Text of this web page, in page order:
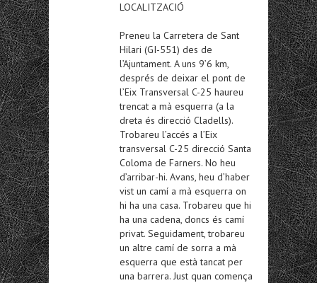
LOCALITZACIÓ
Preneu la Carretera de Sant
Hilari (GI-551) des de
l’Ajuntament. A uns 9’6 km,
després de deixar el pont de
l’Eix Transversal C-25 haureu
trencat a mà esquerra (a la
dreta és direcció Cladells).
Trobareu l’accés a l’Eix
transversal C-25 direcció Santa
Coloma de Farners. No heu
d’arribar-hi. Avans, heu d’haber
vist un camí a mà esquerra on
hi ha una casa. Trobareu que hi
ha una cadena, doncs és camí
privat. Seguidament, trobareu
un altre camí de sorra a mà
esquerra que està tancat per
una barrera. Just quan comença